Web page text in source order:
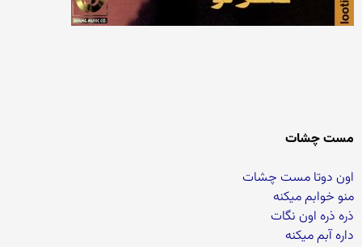
مست چشات
اون دوتا مست چشات
منو خوابم میکنه
ذره ذره اون نگات
داره آبم میکنه